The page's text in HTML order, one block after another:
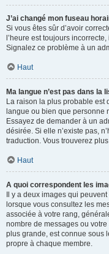
J’ai changé mon fuseau
Si vous êtes sûr d’avoir
l’heure est toujours
Signalez ce problème à un
Haut
Ma langue n’est pas dans la
La raison la plus probable est
langue ou bien que personne
Essayez de demander à un
désirée. Si elle n’existe pas,
traduction. Vous trouverez
Haut
A quoi correspondent les
Il y a deux images qui
lorsque vous consultez les
associée à votre rang,
nombre de messages ou
plus grande, est connue sous
propre à chaque membre.